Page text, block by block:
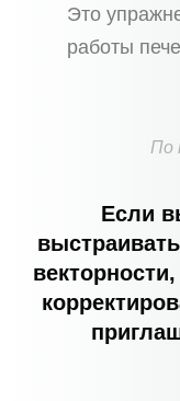
Это
работы
По
Если